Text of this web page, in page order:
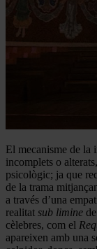
El mecanisme de la
incomplets o
psicològic; ja que
de la trama
a través d’una
realitat sub limine
cèlebres, com el
apareixen amb una